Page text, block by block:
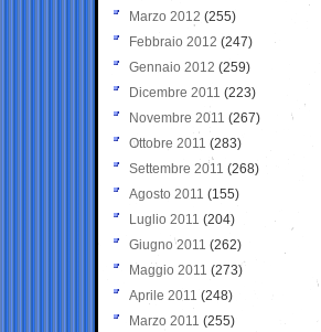
Marzo 2012 (255)
Febbraio 2012 (247)
Gennaio 2012 (259)
Dicembre 2011 (223)
Novembre 2011 (267)
Ottobre 2011 (283)
Settembre 2011 (268)
Agosto 2011 (155)
Luglio 2011 (204)
Giugno 2011 (262)
Maggio 2011 (273)
Aprile 2011 (248)
Marzo 2011 (255)